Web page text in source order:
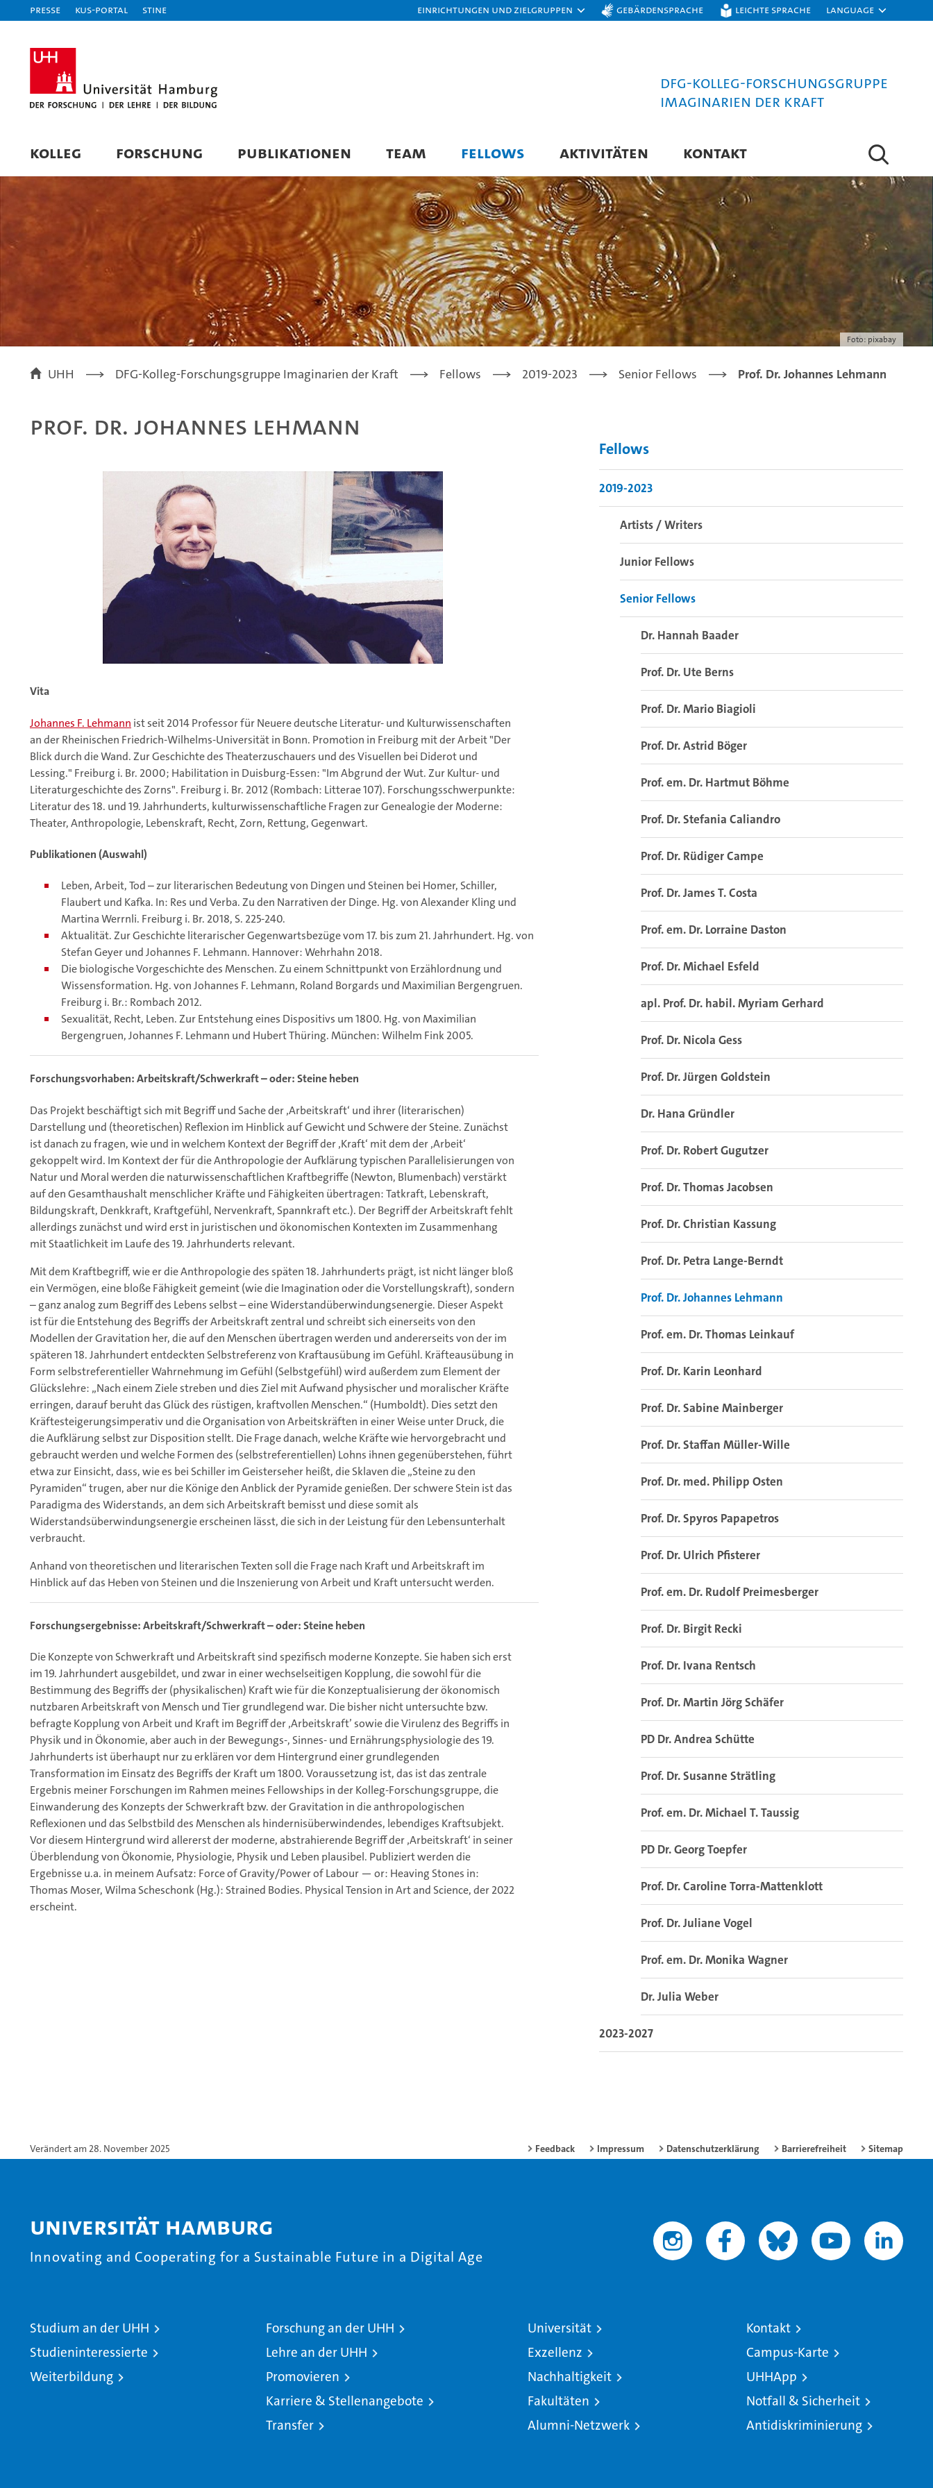
Presse KUS-Portal STiNE Einrichtungen und Zielgruppen Gebärdensprache Leichte Sprache Language
DFG-Kolleg-Forschungsgruppe
Imaginarien der Kraft
KOLLEG FORSCHUNG PUBLIKATIONEN TEAM FELLOWS AKTIVITÄTEN KONTAKT
Foto: pixabay
UHH DFG-Kolleg-Forschungsgruppe Imaginarien der Kraft Fellows 2019-2023 Senior Fellows Prof. Dr. Johannes Lehmann
Prof. Dr. Johannes Lehmann
Vita
Johannes F. Lehmann ist seit 2014 Professor für Neuere deutsche Literatur- und Kulturwissenschaften
an der Rheinischen Friedrich-Wilhelms-Universität in Bonn. Promotion in Freiburg mit der Arbeit "Der
Blick durch die Wand. Zur Geschichte des Theaterzuschauers und des Visuellen bei Diderot und
Lessing." Freiburg i. Br. 2000; Habilitation in Duisburg-Essen: "Im Abgrund der Wut. Zur Kultur- und
Literaturgeschichte des Zorns". Freiburg i. Br. 2012 (Rombach: Litterae 107). Forschungsschwerpunkte:
Literatur des 18. und 19. Jahrhunderts, kulturwissenschaftliche Fragen zur Genealogie der Moderne:
Theater, Anthropologie, Lebenskraft, Recht, Zorn, Rettung, Gegenwart.
Publikationen (Auswahl)
Leben, Arbeit, Tod – zur literarischen Bedeutung von Dingen und Steinen bei Homer, Schiller,
Flaubert und Kafka. In: Res und Verba. Zu den Narrativen der Dinge. Hg. von Alexander Kling und
Martina Werrnli. Freiburg i. Br. 2018, S. 225-240.
Aktualität. Zur Geschichte literarischer Gegenwartsbezüge vom 17. bis zum 21. Jahrhundert. Hg. von
Stefan Geyer und Johannes F. Lehmann. Hannover: Wehrhahn 2018.
Die biologische Vorgeschichte des Menschen. Zu einem Schnittpunkt von Erzählordnung und
Wissensformation. Hg. von Johannes F. Lehmann, Roland Borgards und Maximilian Bergengruen.
Freiburg i. Br.: Rombach 2012.
Sexualität, Recht, Leben. Zur Entstehung eines Dispositivs um 1800. Hg. von Maximilian
Bergengruen, Johannes F. Lehmann und Hubert Thüring. München: Wilhelm Fink 2005.
Forschungsvorhaben: Arbeitskraft/Schwerkraft – oder: Steine heben
Das Projekt beschäftigt sich mit Begriff und Sache der ‚Arbeitskraft‘ und ihrer (literarischen)
Darstellung und (theoretischen) Reflexion im Hinblick auf Gewicht und Schwere der Steine. Zunächst
ist danach zu fragen, wie und in welchem Kontext der Begriff der ‚Kraft‘ mit dem der ‚Arbeit‘
gekoppelt wird. Im Kontext der für die Anthropologie der Aufklärung typischen Parallelisierungen von
Natur und Moral werden die naturwissenschaftlichen Kraftbegriffe (Newton, Blumenbach) verstärkt
auf den Gesamthaushalt menschlicher Kräfte und Fähigkeiten übertragen: Tatkraft, Lebenskraft,
Bildungskraft, Denkkraft, Kraftgefühl, Nervenkraft, Spannkraft etc.). Der Begriff der Arbeitskraft fehlt
allerdings zunächst und wird erst in juristischen und ökonomischen Kontexten im Zusammenhang
mit Staatlichkeit im Laufe des 19. Jahrhunderts relevant.
Mit dem Kraftbegriff, wie er die Anthropologie des späten 18. Jahrhunderts prägt, ist nicht länger bloß
ein Vermögen, eine bloße Fähigkeit gemeint (wie die Imagination oder die Vorstellungskraft), sondern
– ganz analog zum Begriff des Lebens selbst – eine Widerstandüberwindungsenergie. Dieser Aspekt
ist für die Entstehung des Begriffs der Arbeitskraft zentral und schreibt sich einerseits von den
Modellen der Gravitation her, die auf den Menschen übertragen werden und andererseits von der im
späteren 18. Jahrhundert entdeckten Selbstreferenz von Kraftausübung im Gefühl. Kräfteausübung in
Form selbstreferentieller Wahrnehmung im Gefühl (Selbstgefühl) wird außerdem zum Element der
Glückslehre: „Nach einem Ziele streben und dies Ziel mit Aufwand physischer und moralischer Kräfte
erringen, darauf beruht das Glück des rüstigen, kraftvollen Menschen.“ (Humboldt). Dies setzt den
Kräftesteigerungsimperativ und die Organisation von Arbeitskräften in einer Weise unter Druck, die
die Aufklärung selbst zur Disposition stellt. Die Frage danach, welche Kräfte wie hervorgebracht und
gebraucht werden und welche Formen des (selbstreferentiellen) Lohns ihnen gegenüberstehen, führt
etwa zur Einsicht, dass, wie es bei Schiller im Geisterseher heißt, die Sklaven die „Steine zu den
Pyramiden“ trugen, aber nur die Könige den Anblick der Pyramide genießen. Der schwere Stein ist das
Paradigma des Widerstands, an dem sich Arbeitskraft bemisst und diese somit als
Widerstandsüberwindungsenergie erscheinen lässt, die sich in der Leistung für den Lebensunterhalt
verbraucht.
Anhand von theoretischen und literarischen Texten soll die Frage nach Kraft und Arbeitskraft im
Hinblick auf das Heben von Steinen und die Inszenierung von Arbeit und Kraft untersucht werden.
Forschungsergebnisse: Arbeitskraft/Schwerkraft – oder: Steine heben
Die Konzepte von Schwerkraft und Arbeitskraft sind spezifisch moderne Konzepte. Sie haben sich erst
im 19. Jahrhundert ausgebildet, und zwar in einer wechselseitigen Kopplung, die sowohl für die
Bestimmung des Begriffs der (physikalischen) Kraft wie für die Konzeptualisierung der ökonomisch
nutzbaren Arbeitskraft von Mensch und Tier grundlegend war. Die bisher nicht untersuchte bzw.
befragte Kopplung von Arbeit und Kraft im Begriff der ‚Arbeitskraft’ sowie die Virulenz des Begriffs in
Physik und in Ökonomie, aber auch in der Bewegungs-, Sinnes- und Ernährungsphysiologie des 19.
Jahrhunderts ist überhaupt nur zu erklären vor dem Hintergrund einer grundlegenden
Transformation im Einsatz des Begriffs der Kraft um 1800. Voraussetzung ist, das ist das zentrale
Ergebnis meiner Forschungen im Rahmen meines Fellowships in der Kolleg-Forschungsgruppe, die
Einwanderung des Konzepts der Schwerkraft bzw. der Gravitation in die anthropologischen
Reflexionen und das Selbstbild des Menschen als hindernisüberwindendes, lebendiges Kraftsubjekt.
Vor diesem Hintergrund wird allererst der moderne, abstrahierende Begriff der ‚Arbeitskraft‘ in seiner
Überblendung von Ökonomie, Physiologie, Physik und Leben plausibel. Publiziert werden die
Ergebnisse u.a. in meinem Aufsatz: Force of Gravity/Power of Labour — or: Heaving Stones in:
Thomas Moser, Wilma Scheschonk (Hg.): Strained Bodies. Physical Tension in Art and Science, der 2022
erscheint.
Fellows
2019-2023
Artists / Writers
Junior Fellows
Senior Fellows
Dr. Hannah Baader
Prof. Dr. Ute Berns
Prof. Dr. Mario Biagioli
Prof. Dr. Astrid Böger
Prof. em. Dr. Hartmut Böhme
Prof. Dr. Stefania Caliandro
Prof. Dr. Rüdiger Campe
Prof. Dr. James T. Costa
Prof. em. Dr. Lorraine Daston
Prof. Dr. Michael Esfeld
apl. Prof. Dr. habil. Myriam Gerhard
Prof. Dr. Nicola Gess
Prof. Dr. Jürgen Goldstein
Dr. Hana Gründler
Prof. Dr. Robert Gugutzer
Prof. Dr. Thomas Jacobsen
Prof. Dr. Christian Kassung
Prof. Dr. Petra Lange-Berndt
Prof. Dr. Johannes Lehmann
Prof. em. Dr. Thomas Leinkauf
Prof. Dr. Karin Leonhard
Prof. Dr. Sabine Mainberger
Prof. Dr. Staffan Müller-Wille
Prof. Dr. med. Philipp Osten
Prof. Dr. Spyros Papapetros
Prof. Dr. Ulrich Pfisterer
Prof. em. Dr. Rudolf Preimesberger
Prof. Dr. Birgit Recki
Prof. Dr. Ivana Rentsch
Prof. Dr. Martin Jörg Schäfer
PD Dr. Andrea Schütte
Prof. Dr. Susanne Strätling
Prof. em. Dr. Michael T. Taussig
PD Dr. Georg Toepfer
Prof. Dr. Caroline Torra-Mattenklott
Prof. Dr. Juliane Vogel
Prof. em. Dr. Monika Wagner
Dr. Julia Weber
2023-2027
Verändert am 28. November 2025 Feedback Impressum Datenschutzerklärung Barrierefreiheit Sitemap
Universität Hamburg
Innovating and Cooperating for a Sustainable Future in a Digital Age
Studium an der UHH
Studieninteressierte
Weiterbildung
Forschung an der UHH
Lehre an der UHH
Promovieren
Karriere & Stellenangebote
Transfer
Universität
Exzellenz
Nachhaltigkeit
Fakultäten
Alumni-Netzwerk
Kontakt
Campus-Karte
UHHApp
Notfall & Sicherheit
Antidiskriminierung